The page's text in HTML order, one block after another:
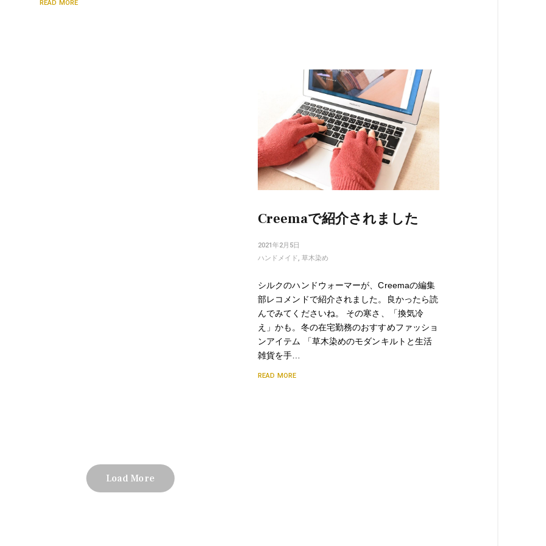
READ MORE
Creemaで紹介されました
2021年2月5日
ハンドメイド, 草木染め
シルクのハンドウォーマーが、Creemaの編集
部レコメンドで紹介されました。良かったら読
んでみてくださいね。 その寒さ、「換気冷
え」かも。冬の在宅勤務のおすすめファッショ
ンアイテム 「草木染めのモダンキルトと生活
雑貨を手…
READ MORE
Load More